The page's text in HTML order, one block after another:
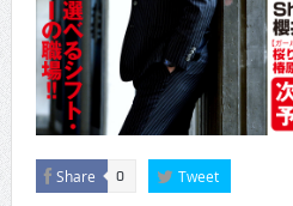
Share 0 Tweet